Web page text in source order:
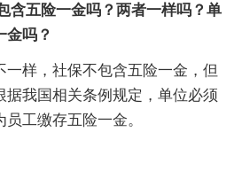
含五险一金吗？两者一样吗？单
金吗？
样，社保不包含五险一金，但
据我国相关条例规定，单位必须
工缴存五险一金。